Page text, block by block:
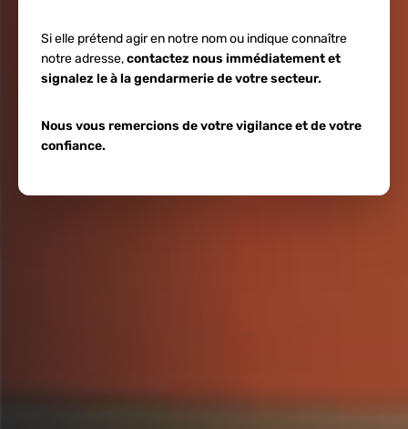
Si elle prétend agir en notre nom ou indique connaître
notre adresse,contactez nous immédiatement et
signalez le à la gendarmerie de votre secteur.
Nous vous remercions de votre vigilance et de votre
confiance.